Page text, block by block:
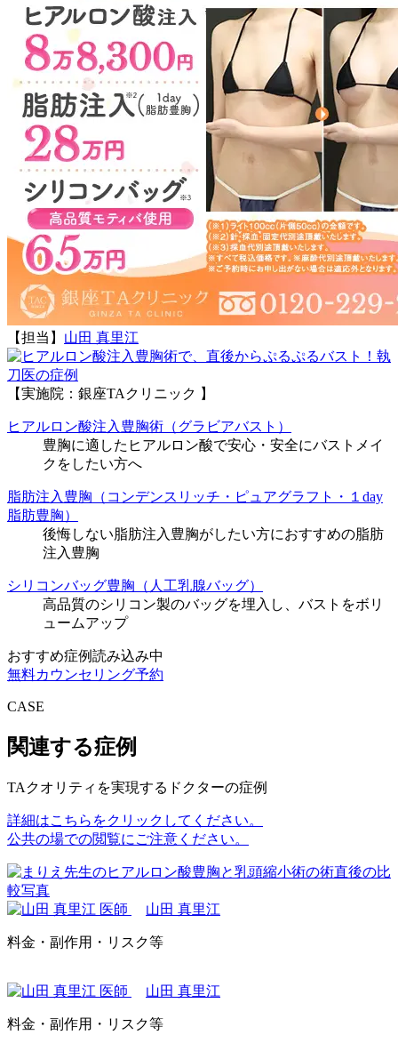
【担当】 山田 真里江
執
刀医の症例
【実施院：銀座TAクリニック 】
ヒアルロン酸注入豊胸術（グラビアバスト）
豊胸に適したヒアルロン酸で安心・安全にバストメイ
クをしたい方へ
脂肪注入豊胸（コンデンスリッチ・ピュアグラフト・１day
脂肪豊胸）
後悔しない脂肪注入豊胸がしたい方におすすめの脂肪
注入豊胸
シリコンバッグ豊胸（人工乳腺バッグ）
高品質のシリコン製のバッグを埋入し、バストをボリ
ュームアップ
おすすめ症例読み込み中
無料カウンセリング予約
CASE
関連する症例
TAクオリティを実現するドクターの症例
詳細はこちらをクリックしてください。
公共の場での閲覧にご注意ください。
山田 真里江
料金・副作用・リスク等
山田 真里江
料金・副作用・リスク等